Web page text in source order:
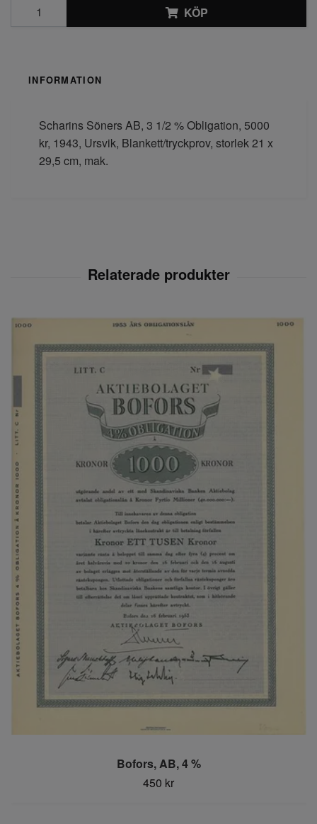
KÖP
INFORMATION
Scharins Söners AB, 3 1/2 % Obligation, 5000
kr, 1943, Ursvik, Blankett/tryckprov, storlek 21 x
29,5 cm, mak.
Bofors, AB, 4 %
450 kr